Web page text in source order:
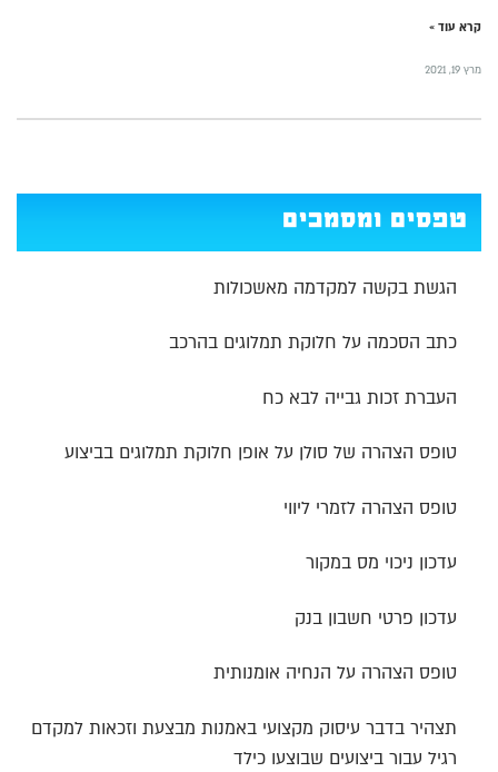
קרא עוד »
מרץ 19, 2021
טפסים ומסמכים
הגשת בקשה למקדמה מאשכולות
כתב הסכמה על חלוקת תמלוגים בהרכב
העברת זכות גבייה לבא כח
טופס הצהרה של סולן על אופן חלוקת תמלוגים בביצוע
טופס הצהרה לזמרי ליווי
עדכון ניכוי מס במקור
עדכון פרטי חשבון בנק
טופס הצהרה על הנחיה אומנותית
תצהיר בדבר עיסוק מקצועי באמנות מבצעת וזכאות למקדם
רגיל עבור ביצועים שבוצעו כילד